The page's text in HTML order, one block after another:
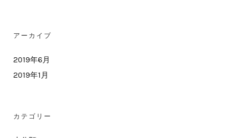
アーカイブ
2019年6月
2019年1月
カテゴリー